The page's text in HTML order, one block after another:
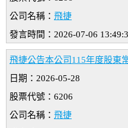
公司名稱： 飛捷
發言時間：2026-07-06
飛捷公告本公司115年度股東
日期：2026-05-28
股票代號：6206
公司名稱： 飛捷